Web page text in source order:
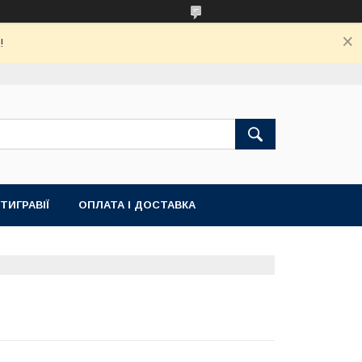
ОПЛАТА І ДОСТАВКА